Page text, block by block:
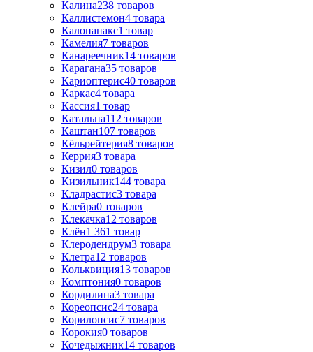
Калина238 товаров
Каллистемон4 товара
Калопанакс1 товар
Камелия7 товаров
Канареечник14 товаров
Карагана35 товаров
Кариоптерис40 товаров
Каркас4 товара
Кассия1 товар
Катальпа112 товаров
Каштан107 товаров
Кёльрейтерия8 товаров
Керрия3 товара
Кизил0 товаров
Кизильник144 товара
Кладрастис3 товара
Клейра0 товаров
Клекачка12 товаров
Клён1 361 товар
Клеродендрум3 товара
Клетра12 товаров
Кольквиция13 товаров
Комптония0 товаров
Кордилина3 товара
Кореопсис24 товара
Корилопсис7 товаров
Корокия0 товаров
Кочедыжник14 товаров